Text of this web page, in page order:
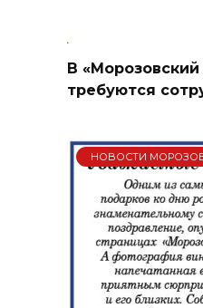
В «Морозовский
требуются
НОВОСТИ